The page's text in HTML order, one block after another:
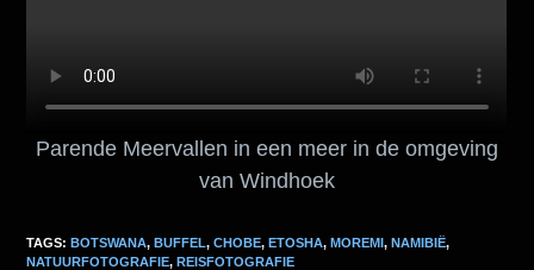
Parende Meervallen in een meer in de omgeving
van Windhoek
TAGS:BOTSWANA,BUFFEL,CHOBE,ETOSHA,MOREMI,NAMIBIË,
NATUURFOTOGRAFIE,REISFOTOGRAFIE